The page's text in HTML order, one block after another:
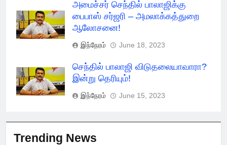
அமைச்சர் செந்தில் பாலாஜிக்கு
பைபாஸ் சர்ஜரி – அமலாக்கத்துறை
ஆலோசனை!
இந்நேரம் June 18, 2023
செந்தில் பாலாஜி விடுதலையாவாரா?
இன்று தெரியும்!
இந்நேரம் June 15, 2023
Trending News